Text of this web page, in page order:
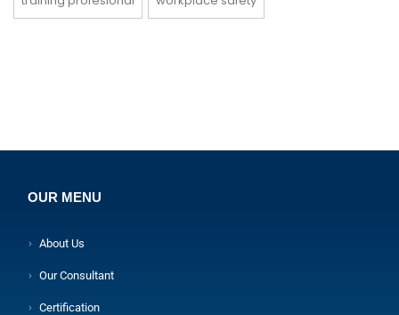
OUR MENU
About Us
Our Consultant
Certification